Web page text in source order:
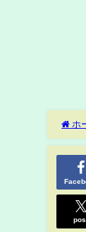
ホ
た理